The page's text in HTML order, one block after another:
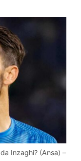
Inzaghi? (Ansa) –